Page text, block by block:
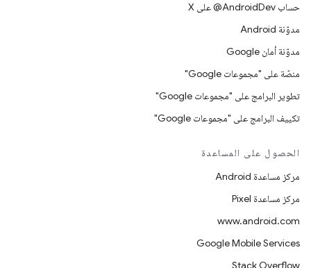
حساب ‎@AndroidDev على X
مدوّنة Android
مدوّنة أمان Google
منصّة على "مجموعات Google"
تطوير البرامج على "مجموعات Google"
تكييف البرامج على "مجموعات Google"
الحصول على المساعدة
مركز مساعدة Android
مركز مساعدة Pixel
www.android.com
Google Mobile Services
Stack Overflow